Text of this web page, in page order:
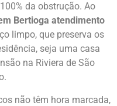
da obstrução. Ao
Bertioga atendimento
limpo, que preserva os
seja uma casa
na Riviera de São
não têm hora marcada,